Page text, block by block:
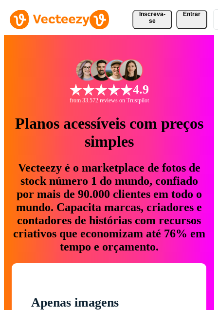
Inscreva-
se
Entrar
4.9
from 33.572 reviews on Trustpilot
Planos acessíveis com preços
simples
Vecteezy é o marketplace de fotos de
stock número 1 do mundo, confiado
por mais de 90.000 clientes em todo o
mundo. Capacita marcas, criadores e
contadores de histórias com recursos
criativos que economizam até 76% em
tempo e orçamento.
Apenas imagens